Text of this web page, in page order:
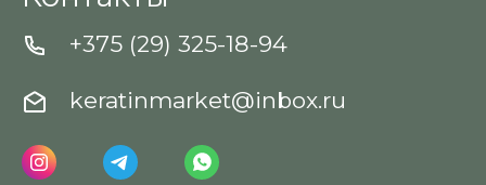
+375 (29) 325-18-94
keratinmarket@inbox.ru